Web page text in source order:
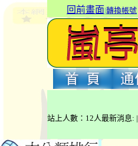
回前畫面|轉換帳號
站上人數：12人最新消息: |